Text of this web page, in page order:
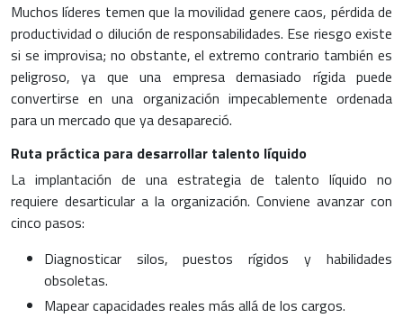
Muchos líderes temen que la movilidad genere caos, pérdida de
productividad o dilución de responsabilidades. Ese riesgo existe
si se improvisa; no obstante, el extremo contrario también es
peligroso, ya que una empresa demasiado rígida puede
convertirse en una organización impecablemente ordenada
para un mercado que ya desapareció.
Ruta práctica para desarrollar talento líquido
La implantación de una estrategia de talento líquido no
requiere desarticular a la organización. Conviene avanzar con
cinco pasos:
Diagnosticar silos, puestos rígidos y habilidades
obsoletas.
Mapear capacidades reales más allá de los cargos.